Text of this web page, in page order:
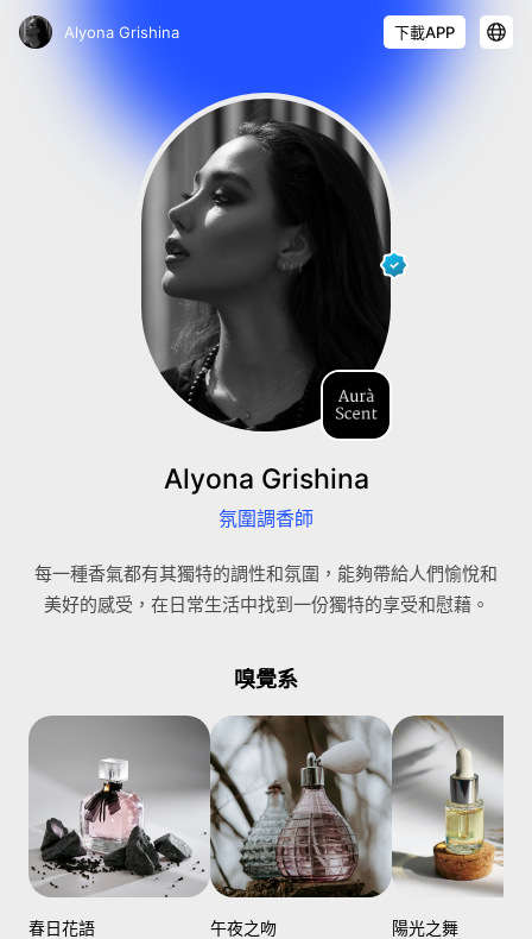
Alyona Grishina 下載APP
Alyona Grishina
氛圍調香師
每一種香氣都有其獨特的調性和氛圍，能夠帶給人們愉悅和
美好的感受，在日常生活中找到一份獨特的享受和慰藉。
嗅覺系
春日花語 午夜之吻 陽光之舞